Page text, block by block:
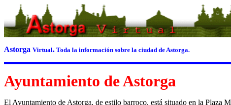
Astorga Virtual. Toda la información sobre la ciudad de Astorga.
Ayuntamiento de Astorga
El Ayuntamiento de Astorga, de estilo barroco, está situado en la Plaza